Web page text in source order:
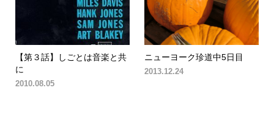
【第３話】しごとは音楽と共
に
2010.08.05
ニューヨーク珍道中5日目
2013.12.24